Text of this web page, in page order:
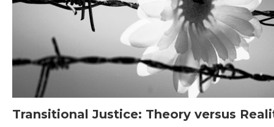
Transitional Justice: Theory versus